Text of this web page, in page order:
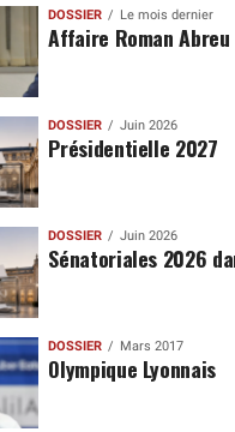
DOSSIER Le mois dernier
Affaire Roman Abreu
DOSSIER Juin 2026
Présidentielle 2027
DOSSIER Juin 2026
Sénatoriales 2026
DOSSIER Mars 2017
Olympique Lyonnais